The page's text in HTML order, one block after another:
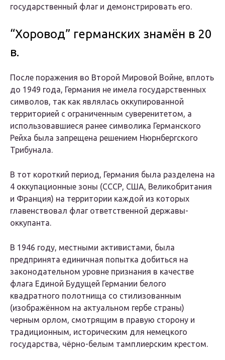
государственный флаг и демонстрировать его.
“Хоровод” германских знамён в 20
в.
После поражения во Второй Мировой Войне, вплоть
до 1949 года, Германия не имела государственных
символов, так как являлась оккупированной
территорией с ограниченным суверенитетом, а
использовавшиеся ранее символика Германского
Рейха была запрещена решением Нюрнбергского
Трибунала.
В тот короткий период, Германия была разделена на
4 оккупационные зоны (СССР, США, Великобритания
и Франция) на территории каждой из которых
главенствовал флаг ответственной державы-
оккупанта.
В 1946 году, местными активистами, была
предпринята единичная попытка добиться на
законодательном уровне признания в качестве
флага Единой Будущей Германии белого
квадратного полотнища со стилизованным
(изображённом на актуальном гербе страны)
черным орлом, смотрящим в правую сторону и
традиционным, историческим для немецкого
государства, чёрно-белым тамплиерским крестом.